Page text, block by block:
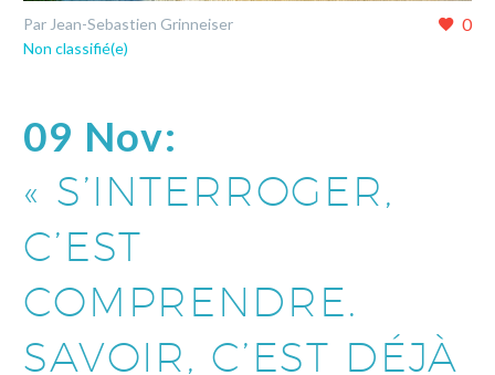
0
Par Jean-Sebastien Grinneiser
Non classifié(e)
09 Nov:
« S’INTERROGER,
C’EST
COMPRENDRE.
SAVOIR, C’EST DÉJÀ